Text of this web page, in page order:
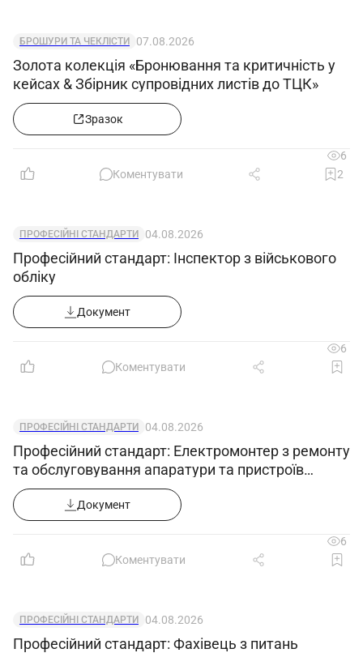
БРОШУРИ ТА ЧЕКЛІСТИ 07.08.2026
Золота колекція «Бронювання та критичність у
кейсах & Збірник супровідних листів до ТЦК»
Зразок
6
Коментувати
2
ПРОФЕСІЙНІ СТАНДАРТИ 04.08.2026
Професійний стандарт: Інспектор з військового
обліку
Документ
6
Коментувати
ПРОФЕСІЙНІ СТАНДАРТИ 04.08.2026
Професійний стандарт: Електромонтер з ремонту
та обслуговування апаратури та пристроїв
зв'язку
Документ
6
Коментувати
ПРОФЕСІЙНІ СТАНДАРТИ 04.08.2026
Професійний стандарт: Фахівець з питань